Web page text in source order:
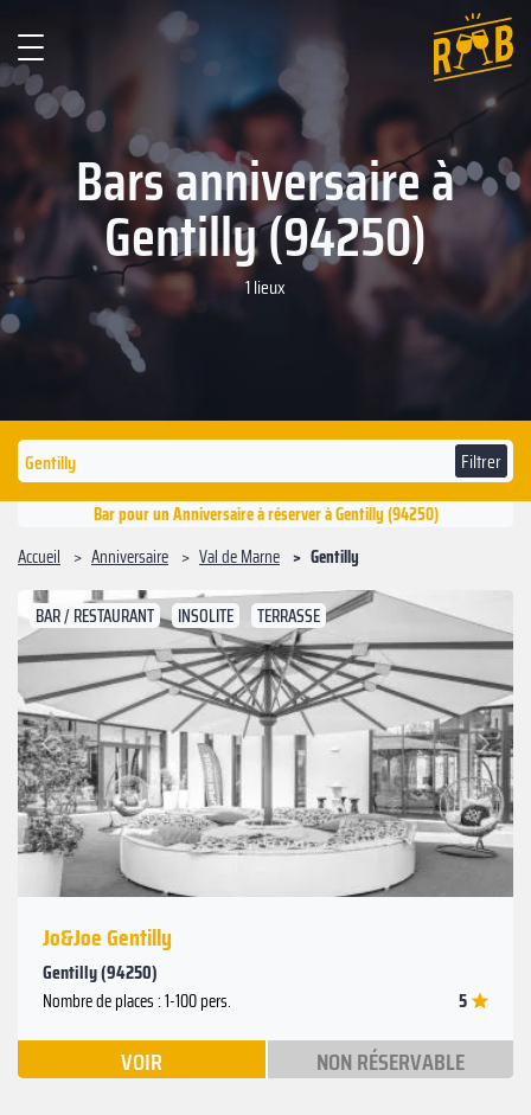
Bars anniversaire à
Gentilly (94250)
1 lieux
Filtrer
Bar pour un Anniversaire à réserver à Gentilly (94250)
Accueil
Anniversaire Val de Marne Gentilly
BAR / RESTAURANT INSOLITE TERRASSE
Précédent
Suivant
Jo&Joe Gentilly
Gentilly (94250)
Nombre de places : 1-100 pers. 5
VOIR NON RÉSERVABLE